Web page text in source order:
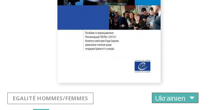
EGALITÉ HOMMES/FEMMES